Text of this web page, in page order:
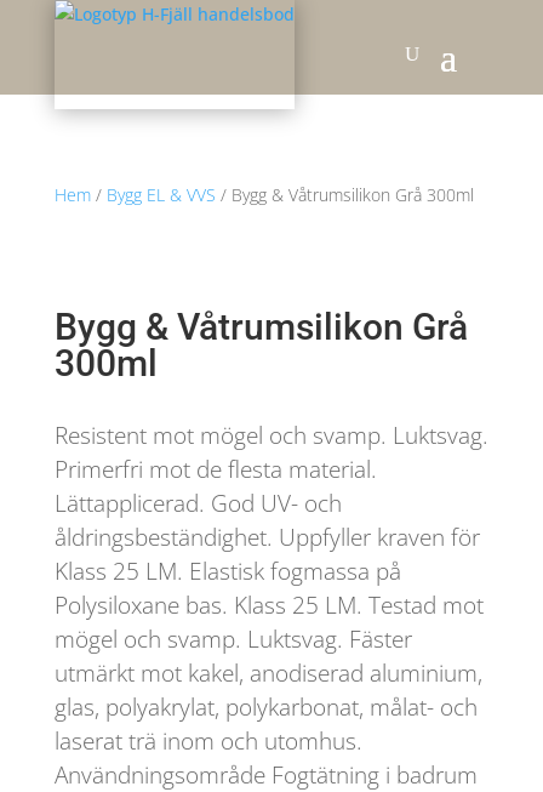
Hem/ Bygg EL & VVS / Bygg & Våtrumsilikon Grå 300ml
Bygg & Våtrumsilikon Grå
300ml
Resistent mot mögel och svamp. Luktsvag.
Primerfri mot de flesta material.
Lättapplicerad. God UV- och
åldringsbeständighet. Uppfyller kraven för
Klass 25 LM. Elastisk fogmassa på
Polysiloxane bas. Klass 25 LM. Testad mot
mögel och svamp. Luktsvag. Fäster
utmärkt mot kakel, anodiserad aluminium,
glas, polyakrylat, polykarbonat, målat- och
laserat trä inom och utomhus.
Användningsområde Fogtätning i badrum